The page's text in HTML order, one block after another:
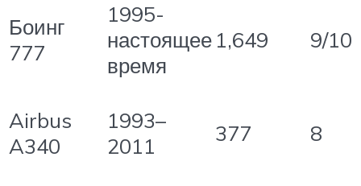
Боинг
777
1995-
настоящее
время
1,649 9/10
Airbus
A340
1993–
2011
377 8